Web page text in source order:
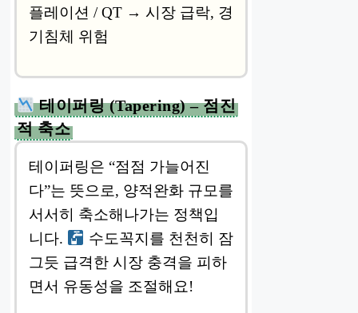
플레이션 / QT → 시장 급락, 경
기침체 위험
테이퍼링 (Tapering) – 점진
적 축소
테이퍼링은 “점점 가늘어진
다”는 뜻으로, 양적완화 규모를
서서히 축소해나가는 정책입
니다.
수도꼭지를 천천히 잠
그듯 급격한 시장 충격을 피하
면서 유동성을 조절해요!